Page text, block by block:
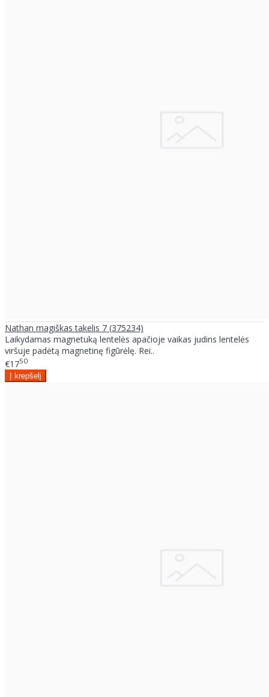
Nathan magiškas takelis 7 (375234)
Laikydamas magnetuką lentelės apačioje vaikas judins lentelės
viršuje padėtą magnetinę figūrėlę. Rei..
€1750